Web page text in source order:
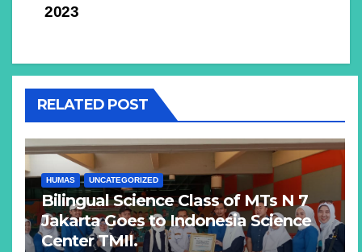
2023
RELATED POST
HUMAS UNCATEGORIZED
Bilingual Science Class of MTs N 7
Jakarta Goes to Indonesia Science
Center TMII.